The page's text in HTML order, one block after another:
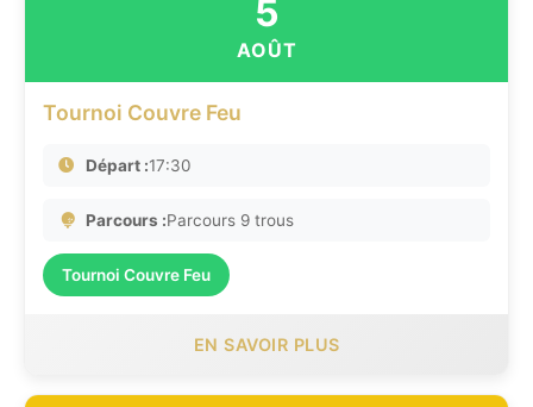
5
AOÛT
Tournoi Couvre Feu
Départ :17:30
Parcours :Parcours 9 trous
Tournoi Couvre Feu
EN SAVOIR PLUS